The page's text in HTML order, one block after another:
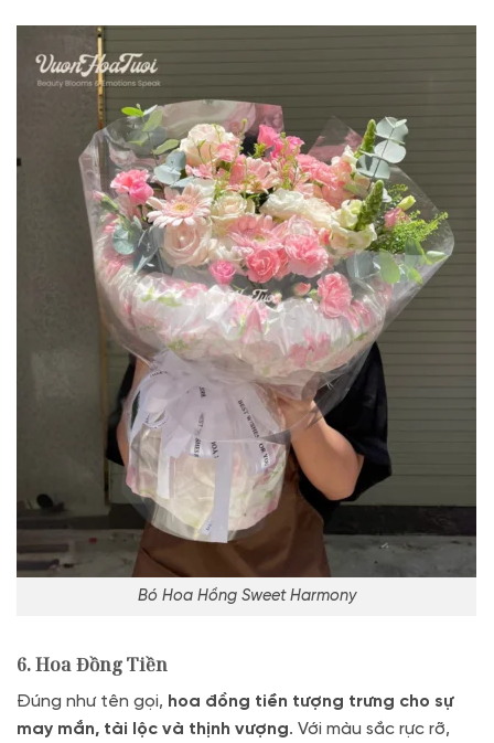
Bó Hoa Hồng Sweet Harmony
6. Hoa Đồng Tiền
Đúng như tên gọi, hoa đồng tiền tượng trưng cho sự
may mắn, tài lộc và thịnh vượng. Với màu sắc rực rỡ,